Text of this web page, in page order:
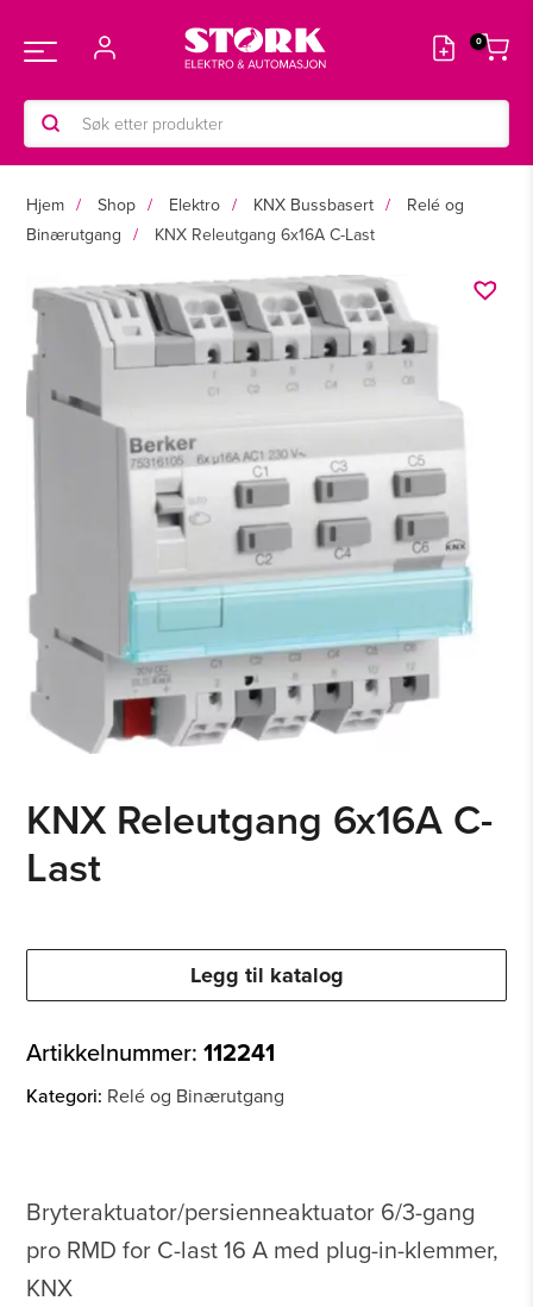
rett
innholdet
Main
Menu
Products
search
Hjem Shop Elektro KNX Bussbasert
Relé og
Binærutgang
KNX Releutgang 6x16A C-Last
KNX Releutgang 6x16A C-
Last
Legg til katalog
Artikkelnummer:112241
Kategori: Relé og Binærutgang
Bryteraktuator/persienneaktuator 6/3-gang
pro RMD for C-last 16 A med plug-in-klemmer,
KNX